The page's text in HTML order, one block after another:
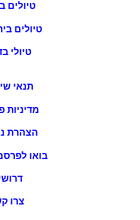
טיולים
טיולים
טיולי
תנאי
מדיניות
הצהרת
בואו
צרו